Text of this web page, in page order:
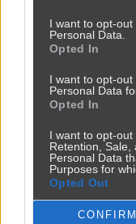
I want to opt-
Personal Data.
Opted In
I want to opt-
Personal Data
Opted In
I want to opt-out
Retention, Sale,
Personal Data
Purposes for
Opted Out
CONFIRM